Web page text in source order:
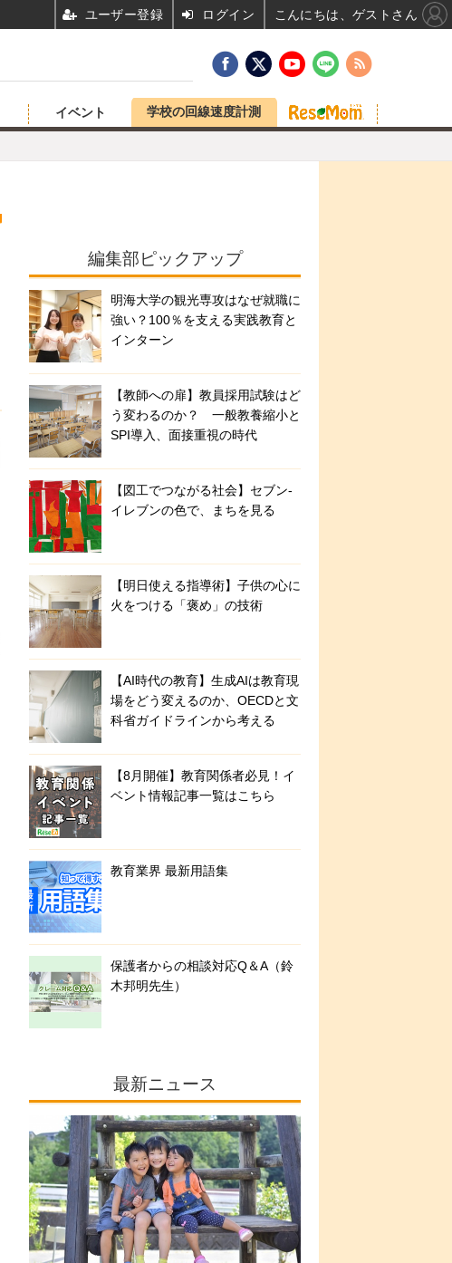
イベント 学校の回線速度計測
編集部ピックアップ
明海大学の観光専攻はなぜ就職に
強い？100％を支える実践教育と
インターン
【教師への扉】教員採用試験はど
う変わるのか？ 一般教養縮小と
SPI導入、面接重視の時代
【図工でつながる社会】セブン‐
イレブンの色で、まちを見る
【明日使える指導術】子供の心に
火をつける「褒め」の技術
【AI時代の教育】生成AIは教育現
場をどう変えるのか、OECDと文
科省ガイドラインから考える
【8月開催】教育関係者必見！イ
ベント情報記事一覧はこちら
教育業界 最新用語集
保護者からの相談対応Q＆A（鈴
木邦明先生）
最新ニュース
ユーザー登録 ログイン こんにちは、ゲストさん